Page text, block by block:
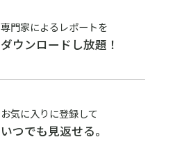
専門家によるレポートを
ダウンロードし放題！
お気に入りに登録して
いつでも見返せる。